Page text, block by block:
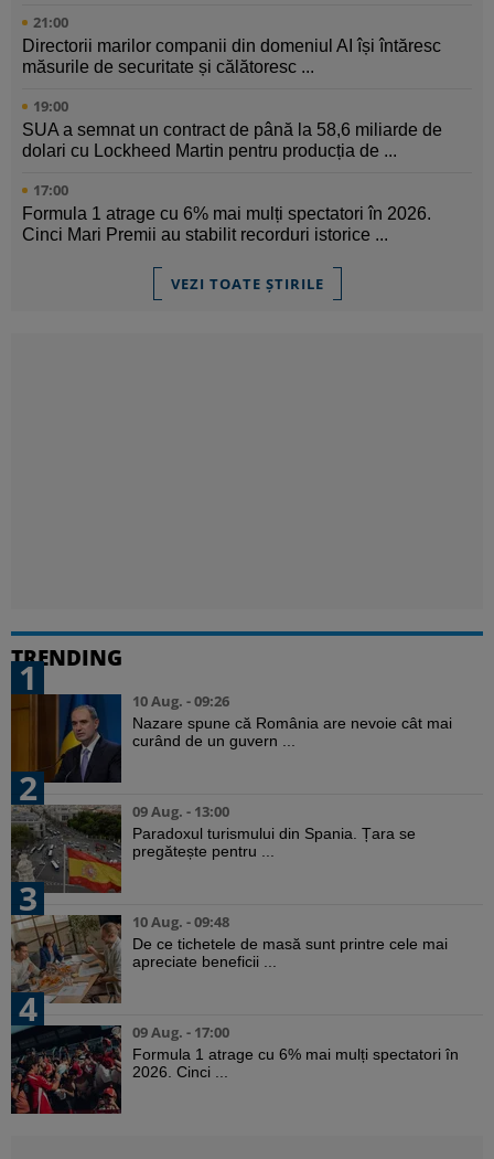
21:00
Directorii marilor companii din domeniul AI își întăresc
măsurile de securitate și călătoresc ...
19:00
SUA a semnat un contract de până la 58,6 miliarde de
dolari cu Lockheed Martin pentru producția de ...
17:00
Formula 1 atrage cu 6% mai mulți spectatori în 2026.
Cinci Mari Premii au stabilit recorduri istorice ...
VEZI TOATE ȘTIRILE
TRENDING
1
10 Aug. - 09:26
Nazare spune că România are nevoie cât mai
curând de un guvern ...
2
09 Aug. - 13:00
Paradoxul turismului din Spania. Țara se
pregătește pentru ...
3
10 Aug. - 09:48
De ce tichetele de masă sunt printre cele mai
apreciate beneficii ...
4
09 Aug. - 17:00
Formula 1 atrage cu 6% mai mulți spectatori în
2026. Cinci ...